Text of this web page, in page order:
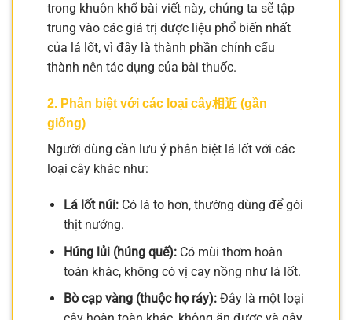
trong khuôn khổ bài viết này, chúng ta sẽ tập
trung vào các giá trị dược liệu phổ biến nhất
của lá lốt, vì đây là thành phần chính cấu
thành nên tác dụng của bài thuốc.
2. Phân biệt với các loại cây相近 (gần
giống)
Người dùng cần lưu ý phân biệt lá lốt với các
loại cây khác như:
Lá lốt núi:Có lá to hơn, thường dùng để gói
thịt nướng.
Húng lủi (húng quế):Có mùi thơm hoàn
toàn khác, không có vị cay nồng như lá lốt.
Bò cạp vàng (thuộc họ ráy):Đây là một loại